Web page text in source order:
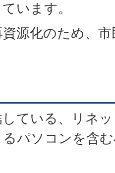
います。
源化のため、
ている、リネ
パソコンを含